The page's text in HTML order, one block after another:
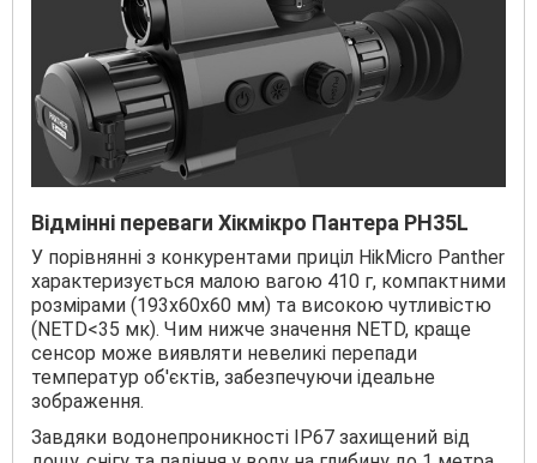
Відмінні переваги Хікмікро Пантера PH35L
У порівнянні з конкурентами приціл HikMicro Panther
характеризується малою вагою 410 г, компактними
розмірами (193х60х60 мм) та високою чутливістю
(NETD<35 мк). Чим нижче значення NETD, краще
сенсор може виявляти невеликі перепади
температур об'єктів, забезпечуючи ідеальне
зображення.
Завдяки водонепроникності IP67 захищений від